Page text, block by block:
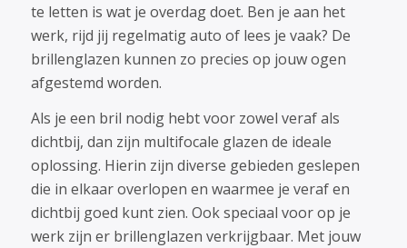
te letten is wat je overdag doet. Ben je aan het
werk, rijd jij regelmatig auto of lees je vaak? De
brillenglazen kunnen zo precies op jouw ogen
afgestemd worden.
Als je een bril nodig hebt voor zowel veraf als
dichtbij, dan zijn multifocale glazen de ideale
oplossing. Hierin zijn diverse gebieden geslepen
die in elkaar overlopen en waarmee je veraf en
dichtbij goed kunt zien. Ook speciaal voor op je
werk zijn er brillenglazen verkrijgbaar. Met jouw